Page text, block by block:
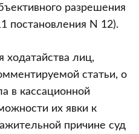
разрешения
постановления N 12).
ходатайства лиц,
статьи, о
в кассационной
их явки к
причине суд